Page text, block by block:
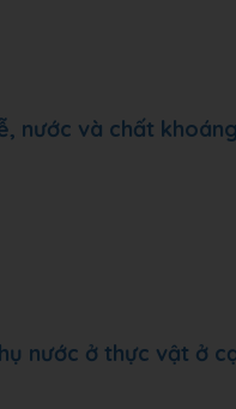
nước và chất
nước ở thực vật ở